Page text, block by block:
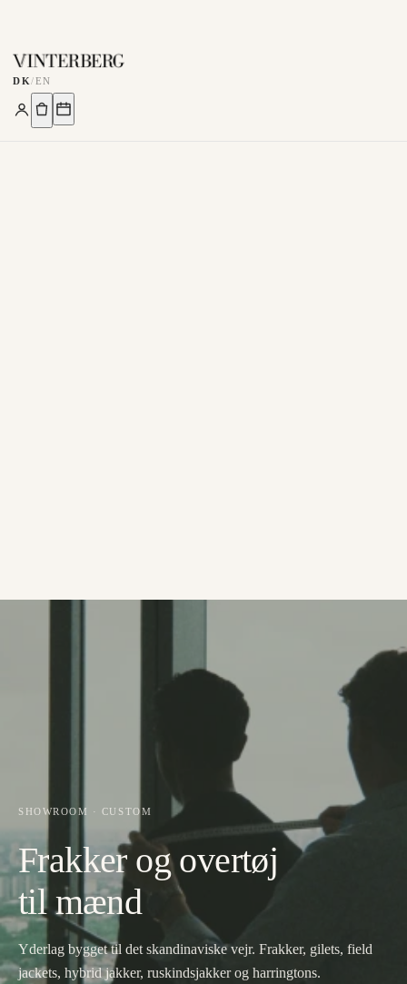
DK/EN
SHOWROOM · CUSTOM
Frakker og overtøj
til mænd
Yderlag bygget til det skandinaviske vejr. Frakker, gilets, field
jackets, hybrid jakker, ruskindsjakker og harringtons.